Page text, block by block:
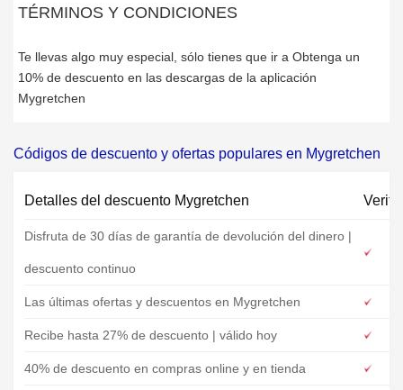
TÉRMINOS Y CONDICIONES
Te llevas algo muy especial, sólo tienes que ir a Obtenga un
10% de descuento en las descargas de la aplicación
Mygretchen
Códigos de descuento y ofertas populares en Mygretchen
Detalles del descuento Mygretchen
Disfruta de 30 días de garantía de devolución del dinero |
descuento continuo
Las últimas ofertas y descuentos en Mygretchen
Recibe hasta 27% de descuento | válido hoy
40% de descuento en compras online y en tienda